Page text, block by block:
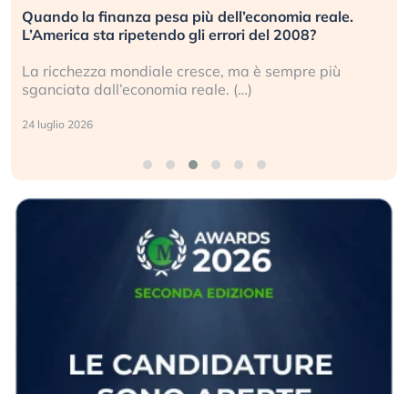
Quando la finanza pesa più dell’economia reale.
L’America sta ripetendo gli errori del 2008?
La ricchezza mondiale cresce, ma è sempre più
sganciata dall’economia reale. (…)
24 luglio 2026